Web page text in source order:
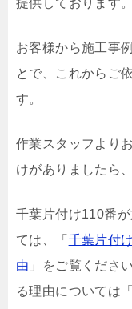
提供しております。
お客様から施工事
とで、これからご
す。
作業スタッフより
けがありましたら
千葉片付け110番
ては、「 千葉片付
由 」をご覧くださ
る理由については「